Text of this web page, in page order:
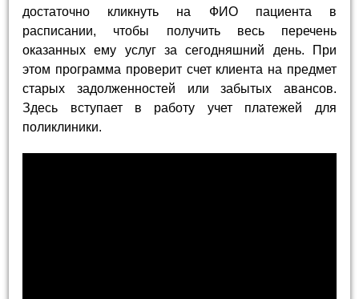
достаточно кликнуть на ФИО пациента в
расписании, чтобы получить весь перечень
оказанных ему услуг за сегодняшний день. При
этом программа проверит счет клиента на предмет
старых задолженностей или забытых авансов.
Здесь вступает в работу учет платежей для
поликлиники.